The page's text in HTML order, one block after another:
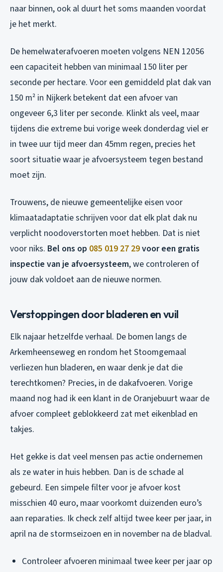
naar binnen, ook al duurt het soms maanden voordat
je het merkt.
De hemelwaterafvoeren moeten volgens NEN 12056
een capaciteit hebben van minimaal 150 liter per
seconde per hectare. Voor een gemiddeld plat dak van
150 m² in Nijkerk betekent dat een afvoer van
ongeveer 6,3 liter per seconde. Klinkt als veel, maar
tijdens die extreme bui vorige week donderdag viel er
in twee uur tijd meer dan 45mm regen, precies het
soort situatie waar je afvoersysteem tegen bestand
moet zijn.
Trouwens, de nieuwe gemeentelijke eisen voor
klimaatadaptatie schrijven voor dat elk plat dak nu
verplicht noodoverstorten moet hebben. Dat is niet
voor niks. Bel ons op 085 019 27 29voor een gratis
inspectie van je afvoersysteem, we controleren of
jouw dak voldoet aan de nieuwe normen.
Verstoppingen door bladeren en vuil
Elk najaar hetzelfde verhaal. De bomen langs de
Arkemheenseweg en rondom het Stoomgemaal
verliezen hun bladeren, en waar denk je dat die
terechtkomen? Precies, in de dakafvoeren. Vorige
maand nog had ik een klant in de Oranjebuurt waar de
afvoer compleet geblokkeerd zat met eikenblad en
takjes.
Het gekke is dat veel mensen pas actie ondernemen
als ze water in huis hebben. Dan is de schade al
gebeurd. Een simpele filter voor je afvoer kost
misschien 40 euro, maar voorkomt duizenden euro’s
aan reparaties. Ik check zelf altijd twee keer per jaar, in
april na de storm­seizoen en in november na de bladval.
Controleer afvoeren minimaal twee keer per jaar op